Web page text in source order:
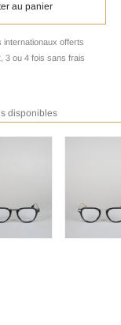
au panier
internationaux offerts
3 ou 4 fois sans frais
disponibles